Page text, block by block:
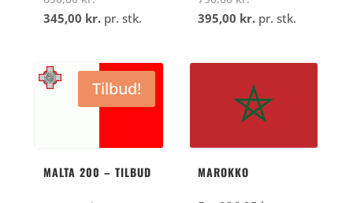
oprindelige
690,00
kr..
345,00 kr.Den
er:
345,00
pr. stk.
oprindelige
kr..
395,00 kr. Den
395,00
kr..
pr. stk.
Tilbud!
MALTA 200 – TILBUD MAROKKO